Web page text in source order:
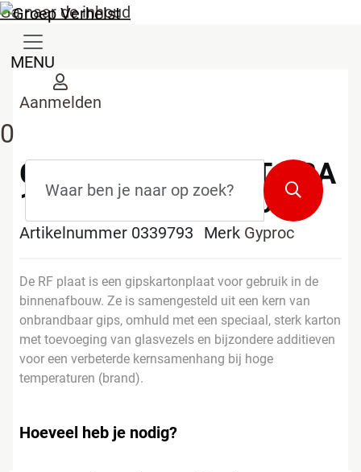
Ga naar de inhoud
MENU
Aanmelden
0
Zoekterm
Zoeken
GYPROC RF PLAAT ABA
12,5MM 2600X600
Artikelnummer 0339793 Merk Gyproc
De RF plaat is een gipskartonplaat voor gebruik in de
binnenafbouw. Ze is samengesteld uit een kern van
onbrandbaar gips, omhuld met een speciaal, sterk karton
met toevoeging van glasvezels en bijzondere additieven
voor een verbeterde kernsamenhang bij hoge
temperaturen (brand).
Hoeveel heb je nodig?